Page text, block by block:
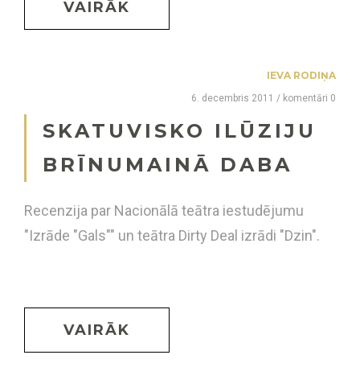
VAIRĀK
IEVA RODIŅA
6. decembris 2011 / komentāri 0
SKATUVISKO ILŪZIJU
BRĪNUMAINĀ DABA
Recenzija par Nacionālā teātra iestudējumu
"Izrāde "Gals"" un teātra Dirty Deal izrādi "Dzin".
VAIRĀK